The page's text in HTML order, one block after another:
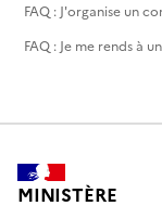
FAQ : J'organise un
FAQ : Je me rends à
MINISTÈRE